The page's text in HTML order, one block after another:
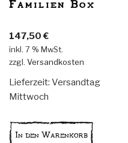
Familien Box
147,50 €
inkl. 7 % MwSt.
zzgl. Versandkosten
Lieferzeit: Versandtag
Mittwoch
In den Warenkorb